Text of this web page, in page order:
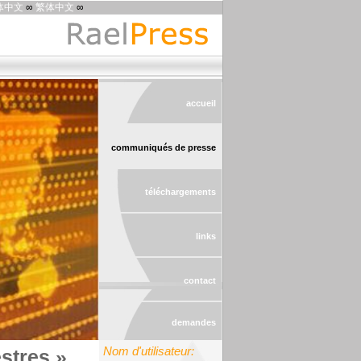
中文 ∞ 繁体中文 ∞
accueil
communiqués de presse
téléchargements
links
contact
demandes
Nom d'utilisateur: